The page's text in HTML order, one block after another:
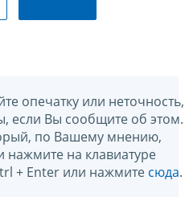
опечатку или неточность,
если Вы сообщите об этом.
по Вашему мнению,
нажмите на клавиатуре
+ Enter или нажмите сюда.